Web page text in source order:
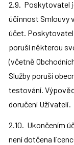
2.9.  Poskytovatel
účinnost Smlouvy
účet. Poskytovatel
poruší některou
(včetně
Služby poruší
testování.
doručení Uživateli.
2.10.  Ukončením
není dotčena